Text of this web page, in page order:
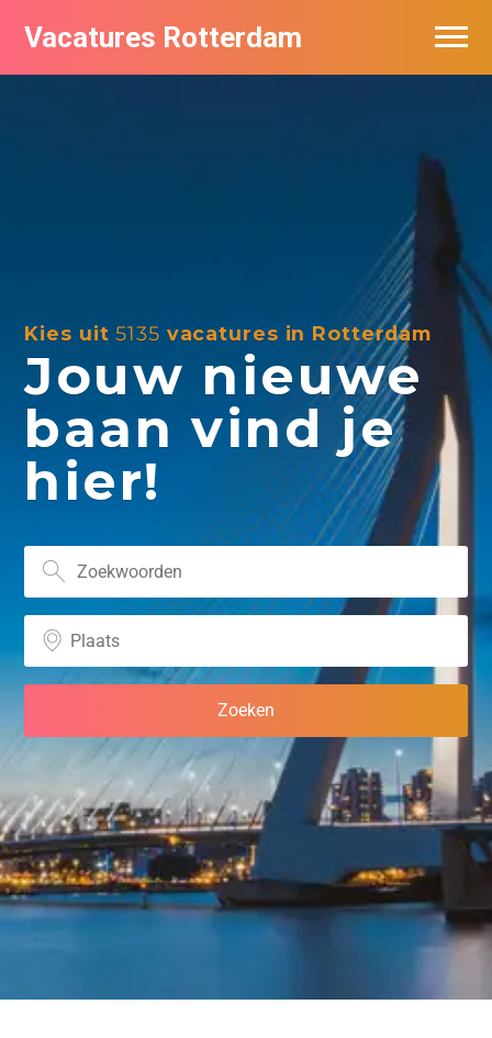
Vacatures Rotterdam
Kies uit5135 vacatures in Rotterdam
Jouw nieuwe
baan vind je
hier!
Vacatures per bedrijf